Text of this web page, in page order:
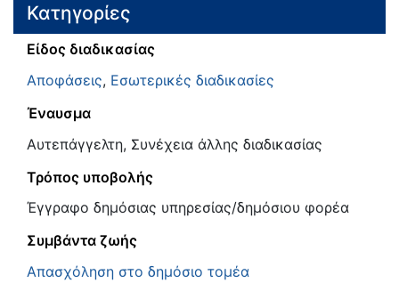
Κατηγορίες
Είδος διαδικασίας
Αποφάσεις, Εσωτερικές διαδικασίες
Έναυσμα
Αυτεπάγγελτη, Συνέχεια άλλης διαδικασίας
Τρόπος υποβολής
Έγγραφο δημόσιας υπηρεσίας/δημόσιου φορέα
Συμβάντα ζωής
Απασχόληση στο δημόσιο τομέα